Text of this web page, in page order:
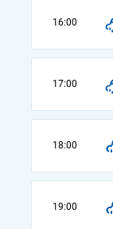
16:00
17:00
18:00
19:00